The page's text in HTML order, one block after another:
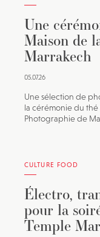
Une
Maison de
Marrakech
05.07.26
Une sélection de
la cérémonie du thé
Photographie de
CULTURE FOOD
Électro,
pour la
Temple